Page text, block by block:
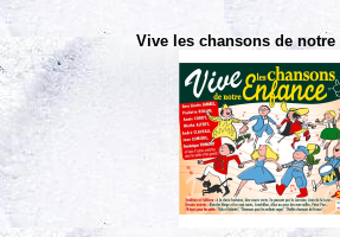
Vive les chansons de notre